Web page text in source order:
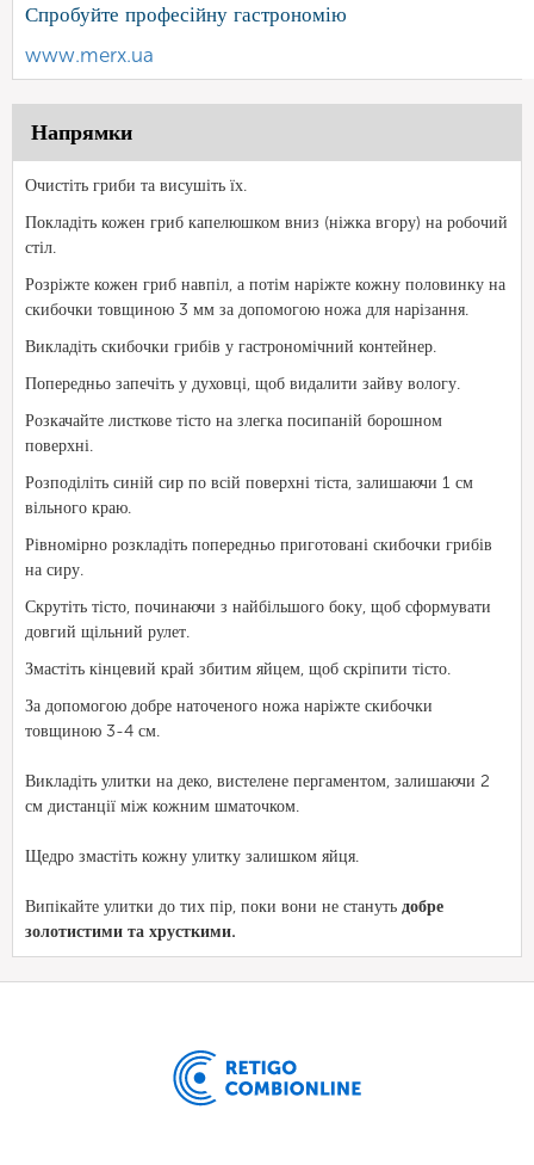
Спробуйте професійну гастрономію
www.merx.ua
Напрямки
Очистіть гриби та висушіть їх.
Покладіть кожен гриб капелюшком вниз (ніжка вгору) на робочий
стіл.
Розріжте кожен гриб навпіл, а потім наріжте кожну половинку на
скибочки товщиною 3 мм за допомогою ножа для нарізання.
Викладіть скибочки грибів у гастрономічний контейнер.
Попередньо запечіть у духовці, щоб видалити зайву вологу.
Розкачайте листкове тісто на злегка посипаній борошном
поверхні.
Розподіліть синій сир по всій поверхні тіста, залишаючи 1 см
вільного краю.
Рівномірно розкладіть попередньо приготовані скибочки грибів
на сиру.
Скрутіть тісто, починаючи з найбільшого боку, щоб сформувати
довгий щільний рулет.
Змастіть кінцевий край збитим яйцем, щоб скріпити тісто.
За допомогою добре наточеного ножа наріжте скибочки
товщиною 3-4 см.
Викладіть улитки на деко, вистелене пергаментом, залишаючи 2
см дистанції між кожним шматочком.
Щедро змастіть кожну улитку залишком яйця.
Випікайте улитки до тих пір, поки вони не стануть добре
золотистими та хрусткими.